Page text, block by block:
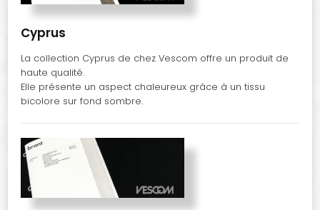
Cyprus
La collection Cyprus de chez Vescom offre un produit de
haute qualité.
Elle présente un aspect chaleureux grâce à un tissu
bicolore sur fond sombre.